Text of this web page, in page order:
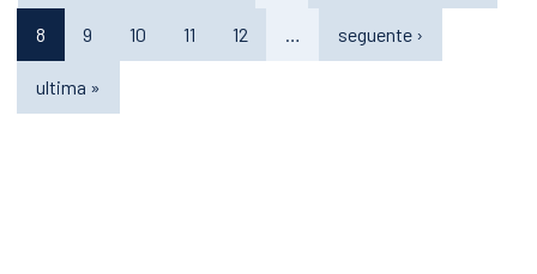
8 9 10 11 12 … seguente ›
ultima »